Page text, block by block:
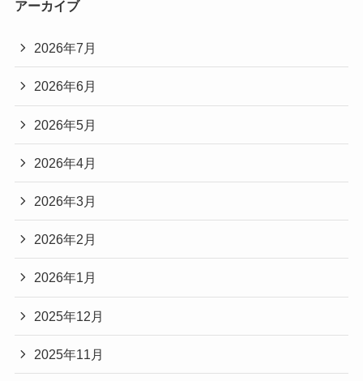
アーカイブ
2026年7月
2026年6月
2026年5月
2026年4月
2026年3月
2026年2月
2026年1月
2025年12月
2025年11月